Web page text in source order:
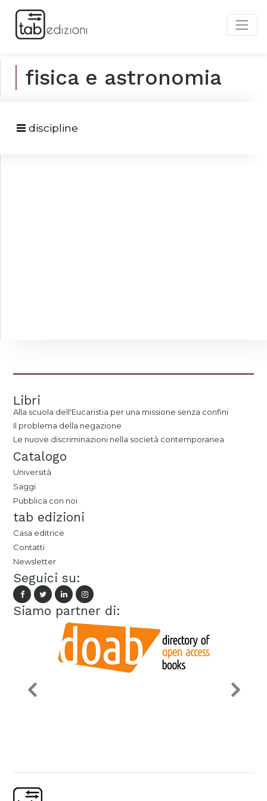
fisica e astronomia
discipline
Libri
Alla scuola dell'Eucaristia per una missione senza confini
Il problema della negazione
Le nuove discriminazioni nella società contemporanea
Catalogo
Università
Saggi
Pubblica con noi
tab edizioni
Casa editrice
Contatti
Newsletter
Seguici su:
Siamo partner di: